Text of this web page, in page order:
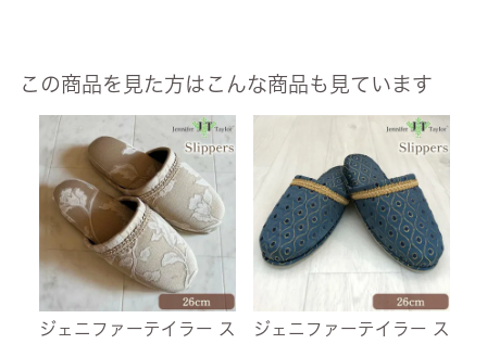
この商品を見た方はこんな商品も見ています
ジェニファーテイラー ス
ジェニファーテイラー ス